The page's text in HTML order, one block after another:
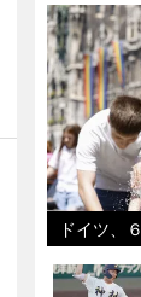
ドイツ、